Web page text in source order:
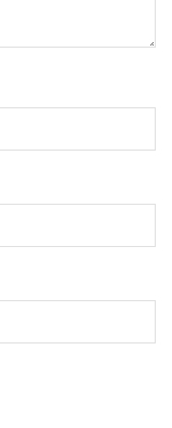
Sempre attivo